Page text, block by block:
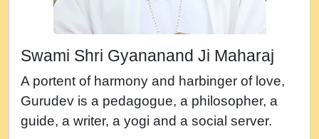
न म गवद गपल गद फर, पयर महन न रझद फर! shri
नह भरस रह लडडल... अपन खट करम क !!!! मह दद
सहर चरण क .....mp3
बगड नसब कसन सवर तर बगर Shri ravinandan
shastri ji maharaj.mp3
Swami Shri Gyananand Ji Maharaj
A portent of harmony and harbinger of love,
Gurudev is a pedagogue, a philosopher, a
guide, a writer, a yogi and a social server.